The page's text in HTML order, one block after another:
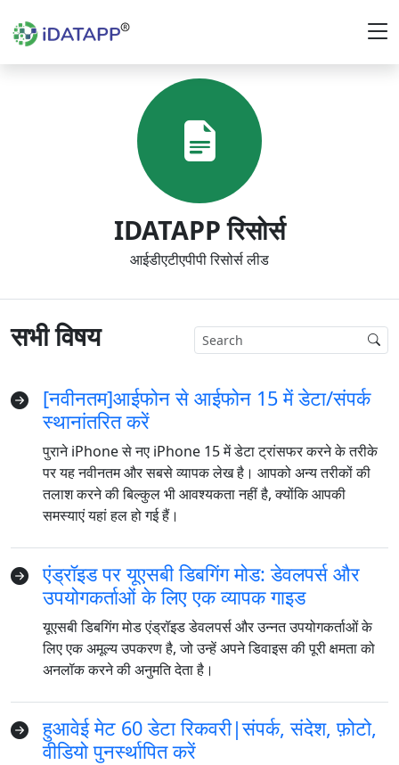
IDATAPP रिसोर्स
आईडीएटीएपीपी रिसोर्स लीड
सभी विषय
[नवीनतम]आईफोन से आईफोन 15 में डेटा/संपर्क
स्थानांतरित करें
पुराने iPhone से नए iPhone 15 में डेटा ट्रांसफर करने के तरीके
पर यह नवीनतम और सबसे व्यापक लेख है। आपको अन्य तरीकों की
तलाश करने की बिल्कुल भी आवश्यकता नहीं है, क्योंकि आपकी
समस्याएं यहां हल हो गई हैं।
एंड्रॉइड पर यूएसबी डिबगिंग मोड: डेवलपर्स और
उपयोगकर्ताओं के लिए एक व्यापक गाइड
यूएसबी डिबगिंग मोड एंड्रॉइड डेवलपर्स और उन्नत उपयोगकर्ताओं के
लिए एक अमूल्य उपकरण है, जो उन्हें अपने डिवाइस की पूरी क्षमता को
अनलॉक करने की अनुमति देता है।
हुआवेई मेट 60 डेटा रिकवरी|संपर्क, संदेश, फ़ोटो,
वीडियो पुनर्स्थापित करें